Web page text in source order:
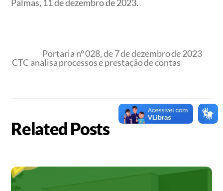
Palmas, 11 de dezembro de 2023.
Portaria nº 028, de 7 de dezembro de 2023
CTC analisa processos e prestação de contas
Related Posts